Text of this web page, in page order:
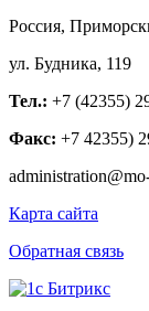
Россия,
ул. Будника, 119
Тел.: +7 (42355)
Факс: +7 42355)
Карта сайта
Обратная связь